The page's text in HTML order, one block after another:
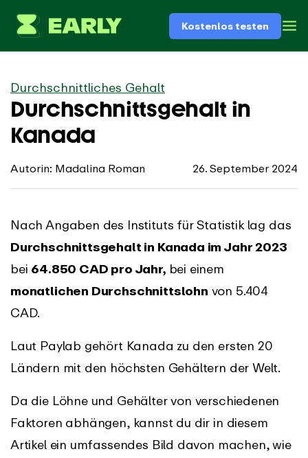
Kostenlos testen
Durchschnittliches Gehalt
Durchschnittsgehalt in
Kanada
Autorin: Madalina Roman 26. September 2024
Nach Angaben des Instituts für Statistik lag das
Durchschnittsgehalt in Kanada im Jahr 2023
bei 64.850 CAD pro Jahr, bei einem
monatlichen Durchschnittslohn von 5.404
CAD.
Laut Paylab gehört Kanada zu den ersten 20
Ländern mit den höchsten Gehältern der Welt.
Da die Löhne und Gehälter von verschiedenen
Faktoren abhängen, kannst du dir in diesem
Artikel ein umfassendes Bild davon machen, wie